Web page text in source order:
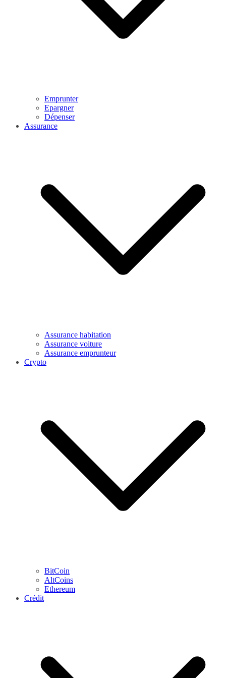
Emprunter
Epargner
Dépenser
Assurance
Assurance habitation
Assurance voiture
Assurance emprunteur
Crypto
BitCoin
AltCoins
Ethereum
Crédit